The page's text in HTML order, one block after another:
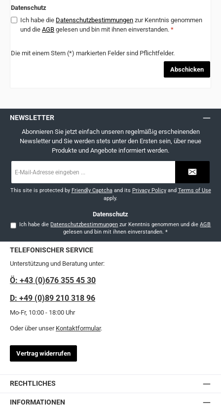
Datenschutz
Ich habe die Datenschutzbestimmungen zur Kenntnis genommen
und dieAGB gelesen und bin mit ihnen einverstanden.*
Die mit einem Stern (*) markierten Felder sind Pflichtfelder.
Abschicken
NEWSLETTER
Abonnieren Sie jetzt einfach unseren regelmäßig erscheinenden
Newsletter und Sie werden stets unter den Ersten sein, über neue
Produkte und Angebote informiert werden.
Mail-
*
This site is protected by Friendly Captchaand its Privacy Policyand Terms of Use
apply.
Datenschutz
Ich habe die Datenschutzbestimmungen zur Kenntnis genommen und dieAGB
gelesen und bin mit ihnen einverstanden. *
TELEFONISCHER SERVICE
Unterstützung und Beratung unter:
Ö: +43 (0)676 355 45 30
D: +49 (0)89 210 318 96
Mo-Fr, 10:00 - 18:00 Uhr
Oder über unser Kontaktformular.
Vertrag widerrufen
RECHTLICHES
INFORMATIONEN